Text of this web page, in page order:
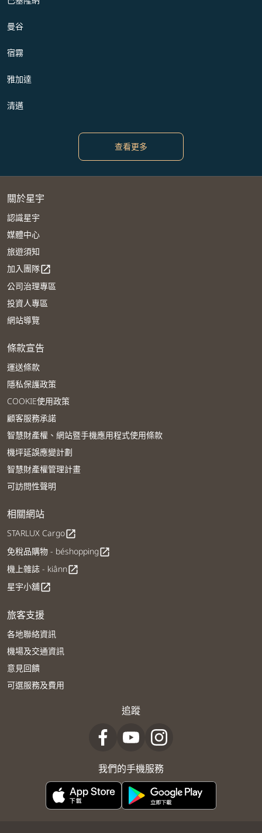
曼谷
宿霧
雅加達
清邁
查看更多
關於星宇
認識星宇
媒體中心
旅遊須知
加入團隊open_in_new
公司治理專區
投資人專區
網站導覽
條款宣告
運送條款
隱私保護政策
COOKIE使用政策
顧客服務承諾
智慧財產權、網站暨手機應用程式使用條款
機坪延誤應變計劃
智慧財產權管理計畫
可訪問性聲明
相關網站
STARLUX Cargoopen_in_new
免稅品購物 - béshoppingopen_in_new
機上雜誌 - kiânnopen_in_new
星宇小舖open_in_new
旅客支援
各地聯絡資訊
機場及交通資訊
意見回饋
可選服務及費用
追蹤
我們的手機服務